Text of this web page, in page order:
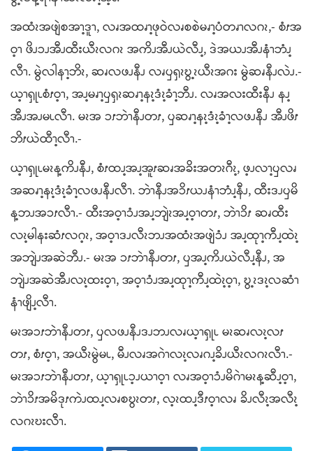
အထံၩအဖျဲစအၫ့ဒူၫ, လၧအထၧၫ့ဖုဝဲလၧစစဲမၧၫ့ပံတၧၫလဂၩ,- စံၭအ
ဝ့ၫ ဖိၪၥၪအီၪထီးယီၩလဂၩ အကိၪအီၪယဲလီၪ့, ဒဲအယၪအီၪနံၫဘံၪ့
လီၫ. မွဲလါနၫ့ဘိၩ, ဆၧလဖၪနီၪ လၧၦၡၩဎွ့ၩယီၩအဂး မွဲဆၧနီၪလဲၪ.-
ယ့ၫၡုၬစံၭဝ့ၫ, အၪ့မၧၫ့ၦၡၩဆၧၫ့နၩ့ဒံၩ့ခံၫ့ဘီၪ. လၧအလးထီးနီၪ နၪ့
အီၪအၪမၬလီၫ. မၩအ ၥၭဘဲၫနီၪတၭ, ၦဆၧၫ့နၩ့ဒံၩ့ခံၫ့လဖၪနီၪ အီၪဖိၭ
ဘိၭယဲထီၫ့လီၫ.-
ယ့ၫၡုၬမၩန့ကိၪနီၪ, စံၭထၪ့အၪ့အူၭဆၧအခိးအတၩဂီၩ့, ဖ့ၪလၫ့ၦလၧ
အဆၧၫ့နၩ့ဒံၩ့ခံၫ့လဖၪနီၪလီၫ. ဘဲၫနီၪအၥိၭယၪနံၫဘံၪ့နီၪ, ထီးဒၪၦမိ
န့ဘၪအၥၭလီၫ.- ထီးအဝ့ၫၥံၪအၪ့ဘျဲၩအၪ့ဝ့ၫတၭ, ဘဲၫၥိၭ ဆၧထီး
လၩ့မါနးဆံၭလဂ့ၩ, အဝ့ၫဒၪလီၩဘၪအထံၩအဖျဲၥံၪ အၪ့ထုၫ့ကီၪ့ထဲၩ့
အဘျဲၪအဆဲဘီၪ.- မၩအ ၥၭဘဲၫနီၪတၭ, ၦအၪ့ကိၪယဲလီၪ့နီၪ, အ
ဘျဲၪအဆဲအီၪလၩ့ထးဝ့ၫ, အဝ့ၫၥံၪအၪ့ထုၫ့ကီၪ့ထဲၩ့ဝ့ၫ, ဎွ့ၩဒၩ့လဆံၫ
နံၫဖျိၪ့လီၫ.
မၩအၥၭဘဲၫနီၪတၭ, ၦလဖၪနီၪဒၪဘၪလၧယ့ၫၡုၬ မၩဆၧလၩ့လၭ
တၭ, စံၭဝ့ၫ, အယီၩမွဲမၬ, မီၪလၧအဂဲၫလၩ့လၧဂၪ့ခိၪယီၩလဂၩလီၫ.-
မၩအၥၭဘဲၫနီၪတၭ, ယ့ၫၡုၬၥ့ၪယၫဝ့ၫ လၧအဝ့ၫၥံၪမိဂဲၫမၩန့ဆီၪ့ဝ့ၫ,
ဘဲၫၥိၭအမိဒုၭကဲၪထၪ့လၧစဎွၩတၭ, လ့ၩထၪ့ဒီၭဝ့ၫလၧ ခိၪလီၩ့အလီၩ့
လဂၩဎးလီၫ.